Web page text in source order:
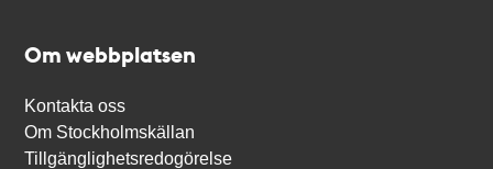
Om webbplatsen
Kontakta oss
Om Stockholmskällan
Tillgänglighetsredogörelse